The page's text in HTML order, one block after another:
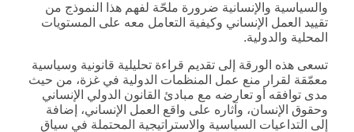
والسياسية والإنسانية ضرورة ملحّة لفهم هذا النموذج من
تقييد العمل الإنساني وكيفية التعامل معه على المستويات
المحلية والدولية.
تسعى هذه الورقة إلى تقديم قراءة تحليلية قانونية وسياسية
معمّقة لقرار منع عمل المنظمات الدولية في غزة، من حيث
مدى توافقه أو تعارضه مع مبادئ القانون الدولي الإنساني
وحقوق الإنسان، وآثاره على واقع العمل الإنساني، إضافة
إلى التداعيات السياسية والاستراتيجية المحتملة في سياق